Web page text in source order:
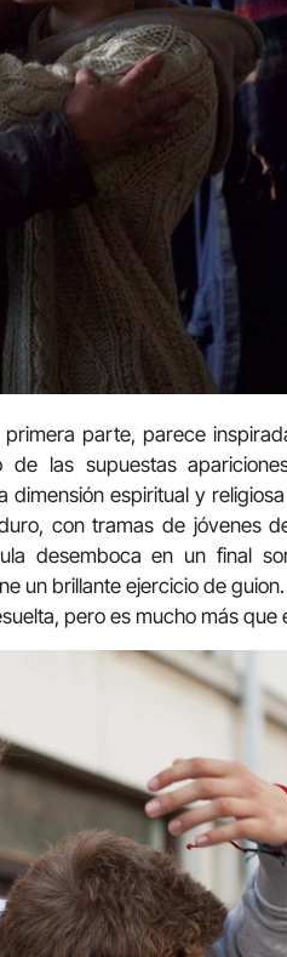
parte, parece
las supuestas
espiritual y
con tramas de jóvenes
desemboca en un final
un brillante ejercicio de
pero es mucho más que